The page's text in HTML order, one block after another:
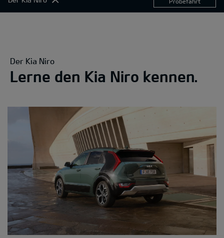
Konnektivität
360°-Darstellung
Ausstattungslinien
Der Kia Niro
Lerne den Kia Niro kennen.